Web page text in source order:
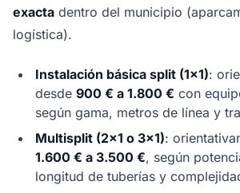
exacta dentro del municipio
logística).
Instalación básica split (1x1):
desde 900 € a 1.800 € con
según gama, metros de línea y
Multisplit (2x1 o 3x1):
1.600 € a 3.500 €, según
longitud de tuberías y